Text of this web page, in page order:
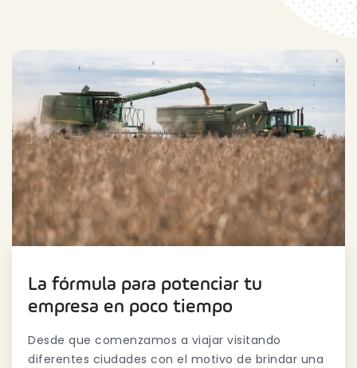
La fórmula para potenciar tu
empresa en poco tiempo
Desde que comenzamos a viajar visitando
diferentes ciudades con el motivo de brindar una